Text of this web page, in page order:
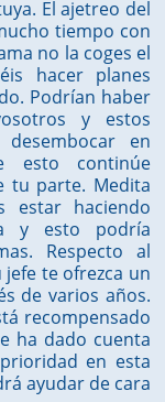
El ajetreo del
tiempo con
no la coges el
hacer planes
Podrían haber
y estos
desembocar en
esto continúe
tu parte. Medita
estar haciendo
y esto podría
Respecto al
te ofrezca un
de varios años.
recompensado
ha dado cuenta
en esta
ayudar de cara